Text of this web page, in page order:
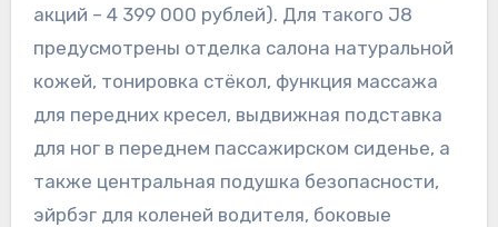
акций – 4 399 000 рублей). Для такого J8
предусмотрены отделка салона натуральной
кожей, тонировка стёкол, функция массажа
для передних кресел, выдвижная подставка
для ног в переднем пассажирском сиденье, а
также центральная подушка безопасности,
эйрбэг для коленей водителя, боковые